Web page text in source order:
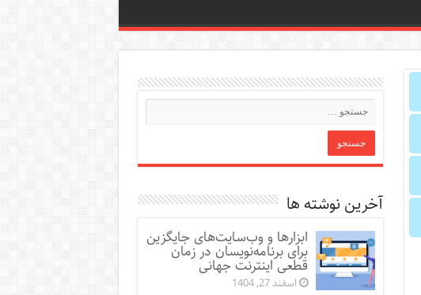
آخرین نوشته ها
ابزارها و وب‌سایت‌های جایگزین
برای برنامه‌نویسان در زمان
قطعی اینترنت جهانی
اسفند 27, 1404